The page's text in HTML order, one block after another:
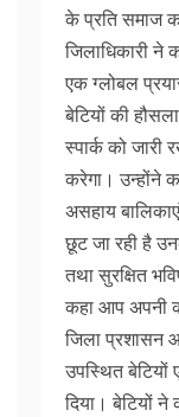
के प्रति समाज
जिलाधिकारी ने
एक ग्लोबल
बेटियों की
स्पार्क को
करेगा। उन्होंने
असहाय
छूट जा रही है
तथा सुरक्षित
कहा आप अपनी
जिला प्रशासन
उपस्थित बेटियों
दिया। बेटियों